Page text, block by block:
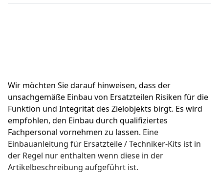
Wir möchten Sie darauf hinweisen, dass der
unsachgemäße Einbau von Ersatzteilen Risiken für die
Funktion und Integrität des Zielobjekts birgt. Es wird
empfohlen, den Einbau durch qualifiziertes
Fachpersonal vornehmen zu lassen. Eine
Einbauanleitung für Ersatzteile / Techniker-Kits ist in
der Regel nur enthalten wenn diese in der
Artikelbeschreibung aufgeführt ist.